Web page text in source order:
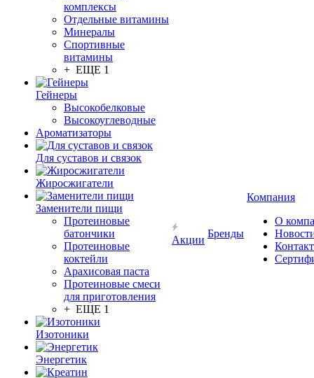
комплексы
Отдельные витамины
Минералы
Спортивные
витамины
+ ЕЩЕ 1
Гейнеры
Высокобелковые
Высокоуглеводные
Ароматизаторы
Для суставов и связок
Жиросжигатели
Заменители пищи
Протеиновые
батончики
Протеиновые
коктейли
Арахисовая паста
Протеиновые смеси
для приготовления
+ ЕЩЕ 1
Изотоники
Энергетик
Акции
Бренды
Компания
О